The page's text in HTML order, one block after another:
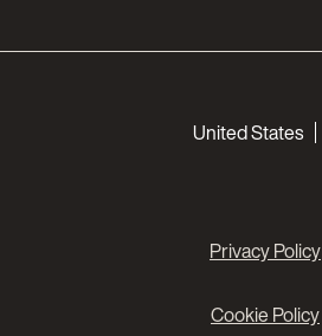
United States
Privacy Policy
Cookie Policy